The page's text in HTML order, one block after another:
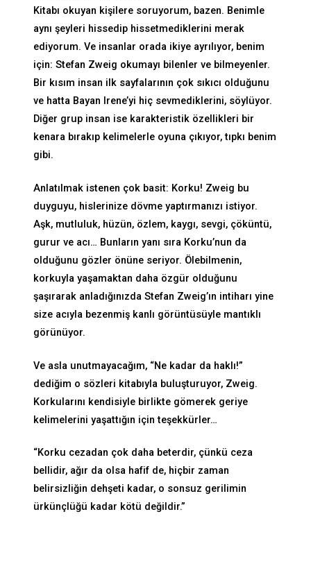
Kitabı okuyan kişilere soruyorum, bazen. Benimle
aynı şeyleri hissedip hissetmediklerini merak
ediyorum. Ve insanlar orada ikiye ayrılıyor, benim
için: Stefan Zweig okumayı bilenler ve bilmeyenler.
Bir kısım insan ilk sayfalarının çok sıkıcı olduğunu
ve hatta Bayan Irene’yi hiç sevmediklerini, söylüyor.
Diğer grup insan ise karakteristik özellikleri bir
kenara bırakıp kelimelerle oyuna çıkıyor, tıpkı benim
gibi.
Anlatılmak istenen çok basit: Korku! Zweig bu
duyguyu, hislerinize dövme yaptırmanızı istiyor.
Aşk, mutluluk, hüzün, özlem, kaygı, sevgi, çöküntü,
gurur ve acı… Bunların yanı sıra Korku’nun da
olduğunu gözler önüne seriyor. Ölebilmenin,
korkuyla yaşamaktan daha özgür olduğunu
şaşırarak anladığınızda Stefan Zweig’ın intiharı yine
size acıyla bezenmiş kanlı görüntüsüyle mantıklı
görünüyor.
Ve asla unutmayacağım, “Ne kadar da haklı!”
dediğim o sözleri kitabıyla buluşturuyor, Zweig.
Korkularını kendisiyle birlikte gömerek geriye
kelimelerini yaşattığın için teşekkürler…
“Korku cezadan çok daha beterdir, çünkü ceza
bellidir, ağır da olsa hafif de, hiçbir zaman
belirsizliğin dehşeti kadar, o sonsuz gerilimin
ürkünçlüğü kadar kötü değildir.”